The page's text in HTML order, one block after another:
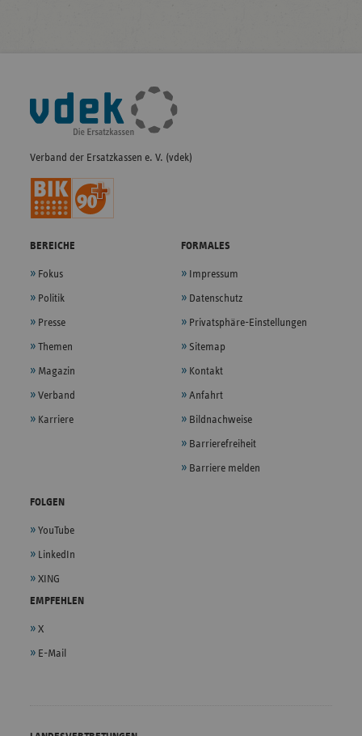
Fußleisten-
Navigation
Verband der Ersatzkassen e. V. (vdek)
BEREICHE
Fokus
Politik
Presse
Themen
Magazin
Verband
Karriere
FORMALES
Impressum
Datenschutz
Privatsphäre-Einstellungen
Sitemap
Kontakt
Anfahrt
Bildnachweise
Barrierefreiheit
Barriere melden
FOLGEN
YouTube
LinkedIn
XING
EMPFEHLEN
X
E-Mail